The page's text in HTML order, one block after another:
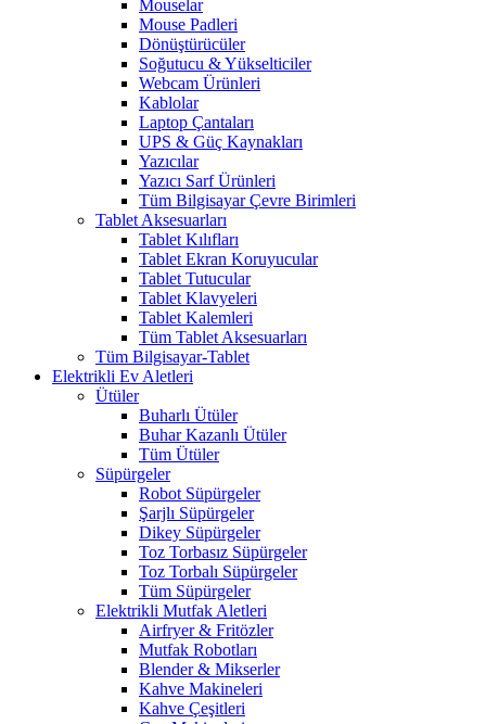
Mouselar
Mouse Padleri
Dönüştürücüler
Soğutucu & Yükselticiler
Webcam Ürünleri
Kablolar
Laptop Çantaları
UPS & Güç Kaynakları
Yazıcılar
Yazıcı Sarf Ürünleri
Tüm Bilgisayar Çevre Birimleri
Tablet Aksesuarları
Tablet Kılıfları
Tablet Ekran Koruyucular
Tablet Tutucular
Tablet Klavyeleri
Tablet Kalemleri
Tüm Tablet Aksesuarları
Tüm Bilgisayar-Tablet
Elektrikli Ev Aletleri
Ütüler
Buharlı Ütüler
Buhar Kazanlı Ütüler
Tüm Ütüler
Süpürgeler
Robot Süpürgeler
Şarjlı Süpürgeler
Dikey Süpürgeler
Toz Torbasız Süpürgeler
Toz Torbalı Süpürgeler
Tüm Süpürgeler
Elektrikli Mutfak Aletleri
Airfryer & Fritözler
Mutfak Robotları
Blender & Mikserler
Kahve Makineleri
Kahve Çeşitleri